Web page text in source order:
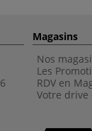
6
Magasins
Nos
Les
RDV en
Votre drive